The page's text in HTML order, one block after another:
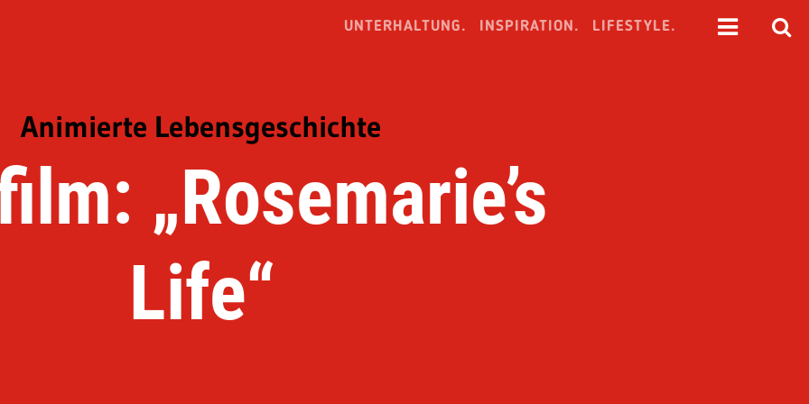
UNTERHALTUNG. INSPIRATION. LIFESTYLE.
Animierte Lebensgeschichte
„Rosemarie’s
Life“